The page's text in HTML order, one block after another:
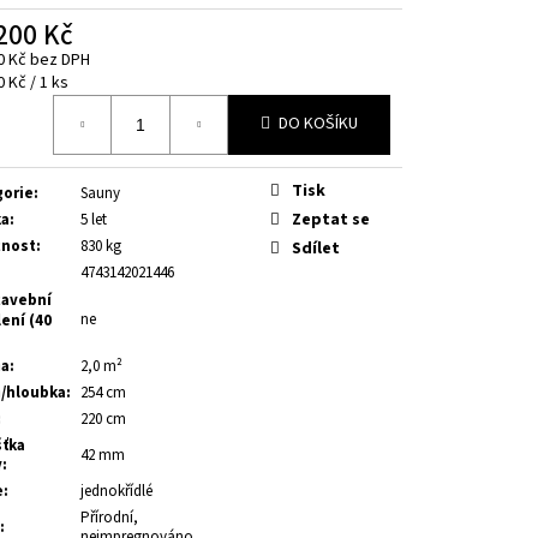
Kč
Kč bez DPH
Kč / 1 ks
DO KOŠÍKU
:
Sauny
:
5 let
:
830 kg
4743142021446
(40
ne
:
2,0 m²
hloubka: 254 cm
220 cm
:
42 mm
:
jednokřídlé
:
Přírodní,
Tisk
Zeptat se
Sdílet